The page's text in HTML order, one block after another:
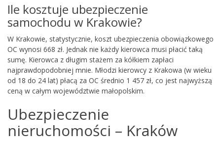
Ile kosztuje ubezpieczenie
samochodu w Krakowie?
W Krakowie, statystycznie, koszt ubezpieczenia obowiązkowego
OC wynosi 668 zł. Jednak nie każdy kierowca musi płacić taką
sumę. Kierowca z długim stażem za kółkiem zapłaci
najprawdopodobniej mnie. Młodzi kierowcy z Krakowa (w wieku
od 18 do 24 lat) płacą za OC średnio 1 457 zł, co jest najwyższą
ceną w całym województwie małopolskim.
Ubezpieczenie
nieruchomości – Kraków